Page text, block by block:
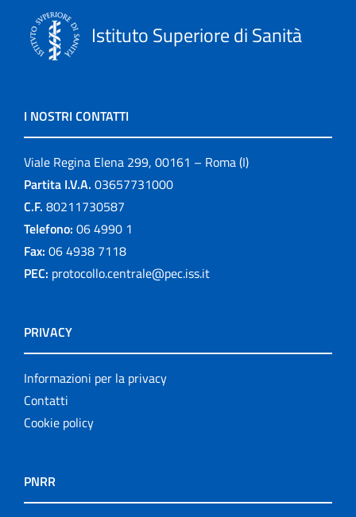
Istituto Superiore di Sanità
I NOSTRI CONTATTI
Viale Regina Elena 299, 00161 – Roma (I)
Partita I.V.A. 03657731000
C.F. 80211730587
Telefono: 06 4990 1
Fax: 06 4938 7118
PEC: protocollo.centrale@pec.iss.it
PRIVACY
Informazioni per la privacy
Contatti
Cookie policy
PNRR